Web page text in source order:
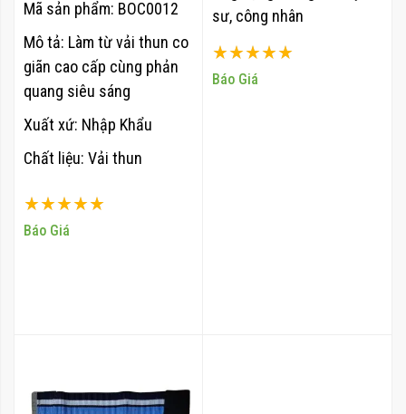
Xếp hạng:
100%
Báo Giá
Mã sản phẩm: BOC0012
Mô tả: Làm từ vải thun co
giãn cao cấp cùng phản
quang siêu sáng
Xuất xứ: Nhập Khẩu
Chất liệu: Vải thun
Xếp hạng:
100%
Báo Giá
sư, công nhân
cập/thùng